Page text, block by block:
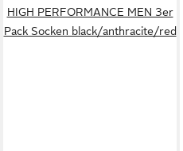
HIGH PERFORMANCE MEN 3er
Pack Socken black/anthracite/red